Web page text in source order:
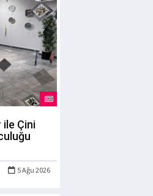
ile Çini
5 Ağu 2026